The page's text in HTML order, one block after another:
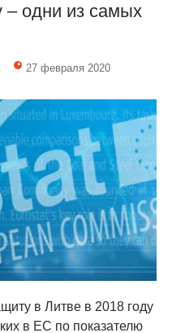
– одни из самых
27 февраля 2020
в Литве в 2018 году
в ЕС по показателю